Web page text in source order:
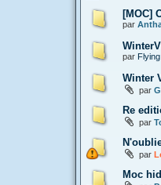
[MOC]
par
par Flying
Winter
par
Re
par
par
Moc